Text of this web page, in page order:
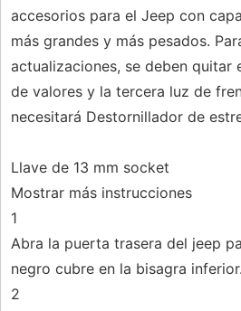
accesorios para el Jeep con
más grandes y más pesados.
actualizaciones, se deben quitar
de valores y la tercera luz de
necesitará Destornillador de
Llave de 13 mm socket
Mostrar más instrucciones
1
Abra la puerta trasera del jeep
negro cubre en la bisagra inferior.
2